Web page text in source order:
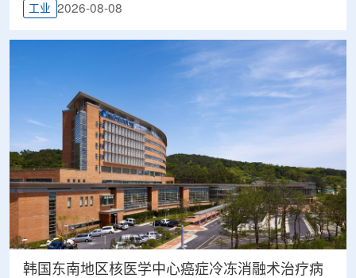
工业 2026-08-08
韩国东南地区核医学中心癌症冷冻消融术治疗病